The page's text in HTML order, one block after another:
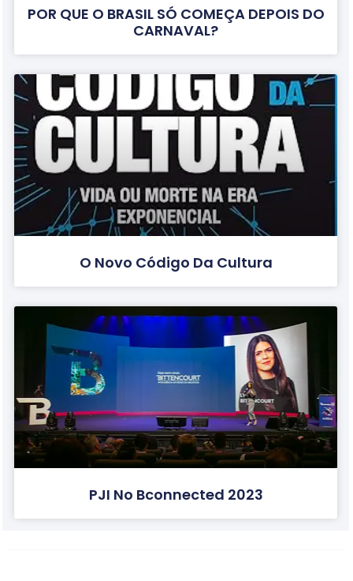
POR QUE O BRASIL SÓ COMEÇA DEPOIS DO
CARNAVAL?
O Novo Código Da Cultura
PJI No Bconnected 2023